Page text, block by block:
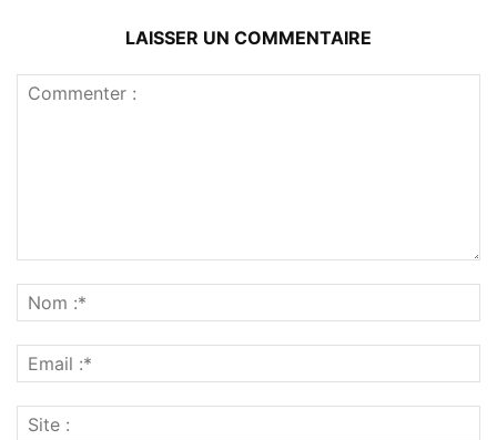
LAISSER UN COMMENTAIRE